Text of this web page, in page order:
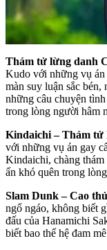
Thám tử lừng danh
Kudo với những vụ
màn suy luận sắc
những câu chuyện
trong lòng người hâm
Kindaichi – Thám tử
với những vụ án gay
Kindaichi, chàng
ấn khó quên trong
Slam Dunk – Cao
ngổ ngáo, không biết
đấu của Hanamichi
biết bao thế hệ đam